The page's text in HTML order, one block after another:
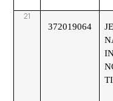
21
372019064